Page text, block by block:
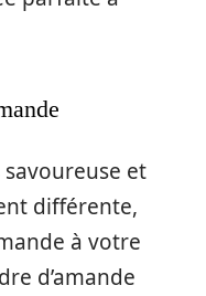
et
différente,
à votre
d’amande